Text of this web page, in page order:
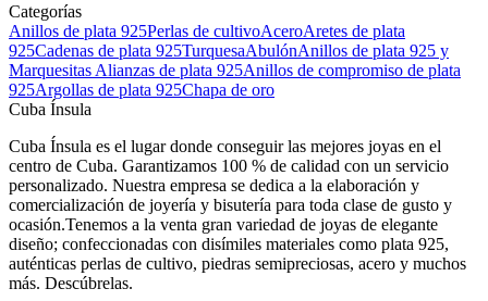
Categorías
Anillos de plata 925Perlas de cultivoAceroAretes de plata
925Cadenas de plata 925TurquesaAbulónAnillos de plata 925 y
Marquesitas Alianzas de plata 925Anillos de compromiso de plata
925Argollas de plata 925Chapa de oro
Cuba Ínsula
Cuba Ínsula es el lugar donde conseguir las mejores joyas en el
centro de Cuba. Garantizamos 100 % de calidad con un servicio
personalizado. Nuestra empresa se dedica a la elaboración y
comercialización de joyería y bisutería para toda clase de gusto y
ocasión.Tenemos a la venta gran variedad de joyas de elegante
diseño; confeccionadas con disímiles materiales como plata 925,
auténticas perlas de cultivo, piedras semipreciosas, acero y muchos
más. Descúbrelas.